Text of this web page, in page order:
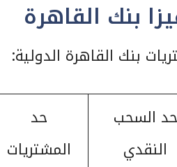
بنك القاهرة
بنك القاهرة الدولية:
حد السحب
النقدي
حد
المشتريات